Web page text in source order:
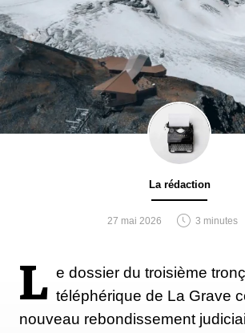
La rédaction
27 mai 2026 3 minutes
L e dossier du troisième
téléphérique de La Grave
nouveau rebondissement